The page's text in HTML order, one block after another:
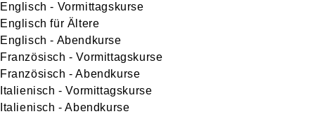
Englisch - Vormittagskurse
Englisch für Ältere
Englisch - Abendkurse
Französisch - Vormittagskurse
Französisch - Abendkurse
Italienisch - Vormittagskurse
Italienisch - Abendkurse